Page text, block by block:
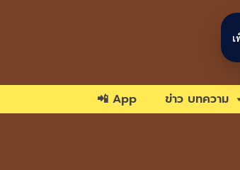
📲 App ข่าว บทความ